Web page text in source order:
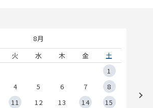
8月
火 水 木 金
土
1
4 5 6 7
8
11 12 13 14
15